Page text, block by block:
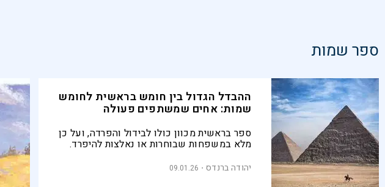
ספר שמות
ההבדל הגדול בין חומש בראשית לחומש
שמות: אחים שמשתפים פעולה
ספר בראשית מכוון כולו לבידול והפרדה, ועל כן
מלא במשפחות שבוחרות או נאלצות להיפרד.
מציג מודל של שלושה אחים ששמחים לשתף
יהודה ברנדס 09.01.26